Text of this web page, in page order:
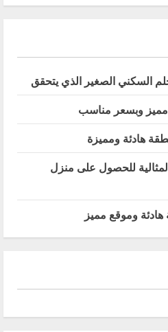
السكني الصغير الذي يتحقق
وبسعر مناسب
هادئة ومميزة
للحصول على منزل
وموقع مميز